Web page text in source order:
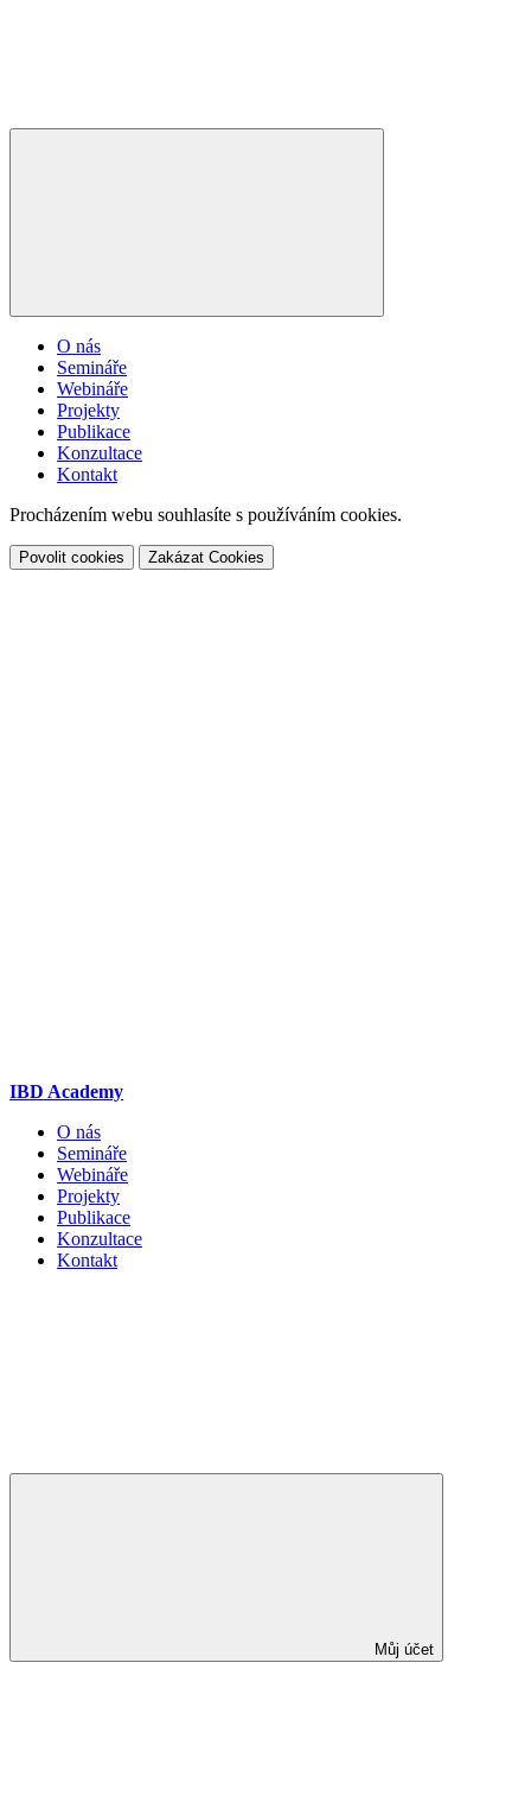
O nás
Semináře
Webináře
Projekty
Publikace
Konzultace
Kontakt
Procházením webu souhlasíte s používáním cookies.
Povolit cookies Zakázat Cookies
IBD Academy
O nás
Semináře
Webináře
Projekty
Publikace
Konzultace
Kontakt
Můj účet